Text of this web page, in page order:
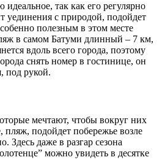
так как его регулярно
уединения с природой, подойдет
полезным в этом месте
в самом Батуми длинный – 7 км,
вдоль всего города, поэтому
снять номер в гостинице, он
под рукой.
мечтают, чтобы вокруг них
пляж, подойдет побережье возле
Здесь даже в разгар сезона
можно увидеть в десятке